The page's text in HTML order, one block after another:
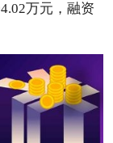
万元，融资